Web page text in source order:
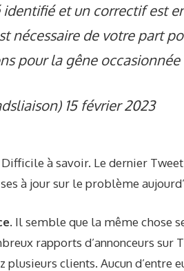
identifié et un correctif est
nécessaire de votre part
pour la gêne
15 février 2023
Difficile à savoir. Le dernier
à jour sur le problème
Il semble que la même chose
rapports d’annonceurs
plusieurs clients. Aucun d’entre